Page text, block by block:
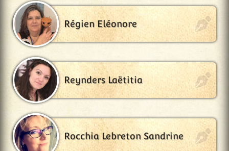
Régien Eléonore
Reynders Laëtitia
Rocchia Lebreton Sandrine